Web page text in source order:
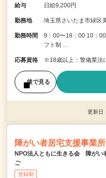
給与 日給9,200円
勤務地 埼玉県さいたま市緑区
勤務時間
9：00〜18：00 10：
フト制 …
応募資格 ※18歳以上：警備業法
後で見る
更新日
障がい者居宅支援事業
NPO法人ともに生きる会 障がい
ご
登録制